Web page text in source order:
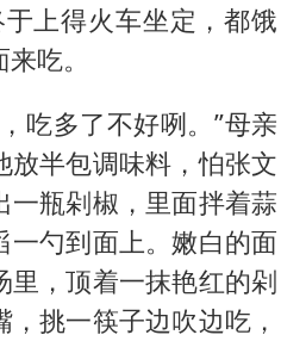
上得火车坐定，都饿
吃。
吃多了不好咧。”母亲
放半包调味料，怕张文
一瓶剁椒，里面拌着蒜
一勺到面上。嫩白的面
里，顶着一抹艳红的剁
挑一筷子边吹边吃，